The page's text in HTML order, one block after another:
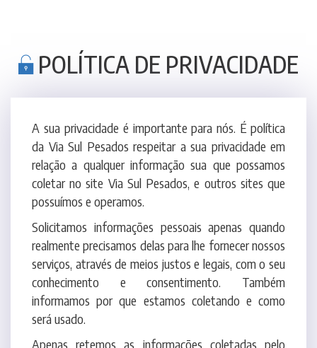
relação a qualquer informação sua que possamos
coletar no site Via Sul Pesados, e outros sites que
possuímos e operamos.
Solicitamos informações pessoais apenas quando
realmente precisamos delas para lhe fornecer nossos
serviços, através de meios justos e legais, com o seu
conhecimento e consentimento. Também
informamos por que estamos coletando e como
será usado.
Apenas retemos as informações coletadas pelo
tempo necessário para fornecer o serviço solicitado.
Quando armazenamos dados, protegemos dentro